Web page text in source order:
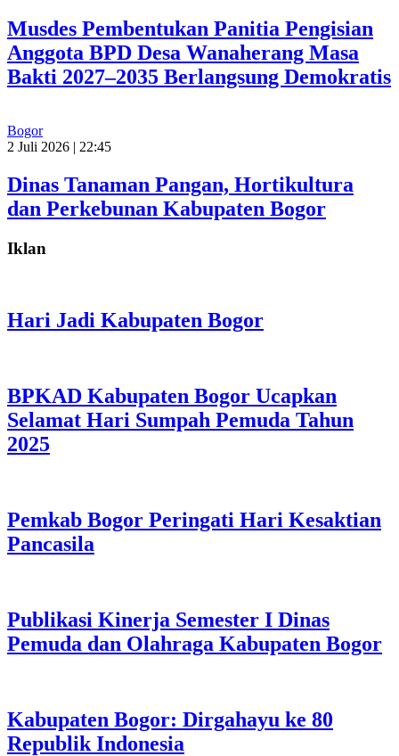
Musdes Pembentukan Panitia Pengisian
Anggota BPD Desa Wanaherang Masa
Bakti 2027–2035 Berlangsung Demokratis
Bogor
2 Juli 2026 | 22:45
Dinas Tanaman Pangan, Hortikultura
dan Perkebunan Kabupaten Bogor
Iklan
Hari Jadi Kabupaten Bogor
BPKAD Kabupaten Bogor Ucapkan
Selamat Hari Sumpah Pemuda Tahun
2025
Pemkab Bogor Peringati Hari Kesaktian
Pancasila
Publikasi Kinerja Semester I Dinas
Pemuda dan Olahraga Kabupaten Bogor
Kabupaten Bogor: Dirgahayu ke 80
Republik Indonesia